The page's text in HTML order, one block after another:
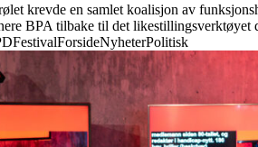
Arrangementer
Independent Living-
Skansgård-forelesningen
Medlemsrådet
Selvsagt
Bente Skansgårds
krevde en samlet koalisjon av
BPA tilbake til det likestillingsverktøyet
FestivalForsideNyheterPolitisk